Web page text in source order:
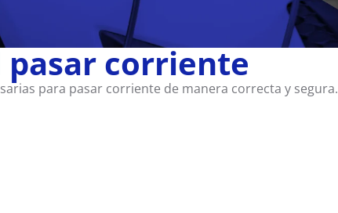
pasar corriente
para pasar corriente de manera correcta y segura.